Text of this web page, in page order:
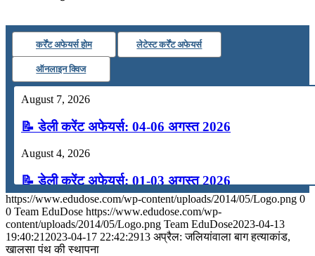
कर्रेंट अफेयर्स होम लेटेस्ट कर्रेंट अफेयर्स
ऑनलाइन क्विज
August 7, 2026
📝 डेली करेंट अफेयर्स: 04-06 अगस्त 2026
August 4, 2026
📝 डेली करेंट अफेयर्स: 01-03 अगस्त 2026
July 31, 2026
📝 डेली करेंट अफेयर्स: 28-31 जुलाई 2026
https://www.edudose.com/wp-content/uploads/2014/05/Logo.png 0
0 Team EduDose https://www.edudose.com/wp-
content/uploads/2014/05/Logo.png Team EduDose2023-04-13
19:40:21 2023-04-17 22:42:2913 अप्रैल: जलियांवाला बाग हत्याकांड,
खालसा पंथ की स्थापना